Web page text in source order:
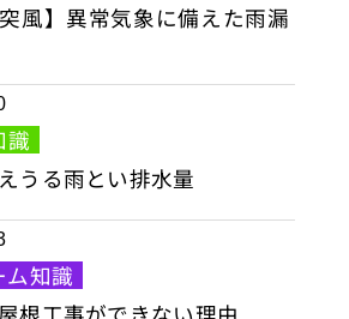
突風】異常気象に備えた雨漏
識
うる雨とい排水量
ム知識